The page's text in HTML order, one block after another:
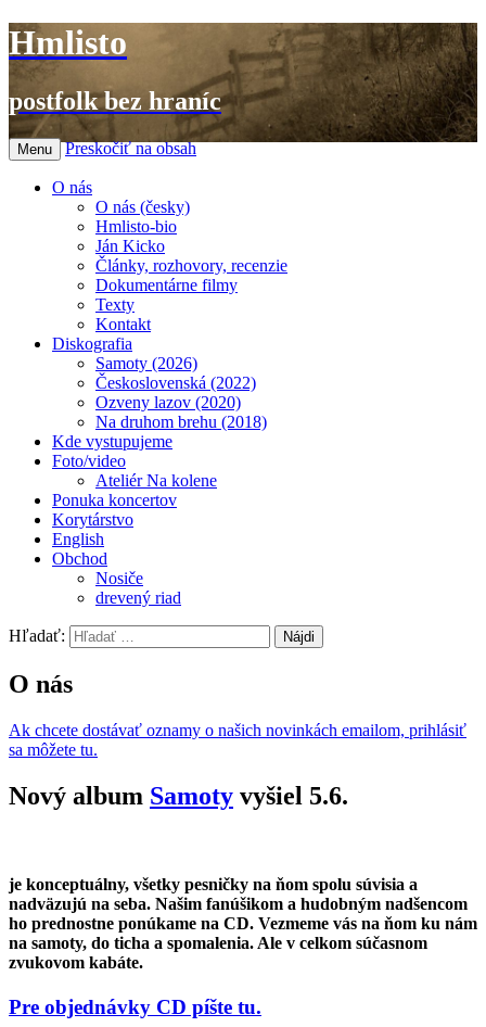
Hmlisto
postfolk bez hraníc
Menu Preskočiť na obsah
O nás
O nás (česky)
Hmlisto-bio
Ján Kicko
Články, rozhovory, recenzie
Dokumentárne filmy
Texty
Kontakt
Diskografia
Samoty (2026)
Československá (2022)
Ozveny lazov (2020)
Na druhom brehu (2018)
Kde vystupujeme
Foto/video
Ateliér Na kolene
Ponuka koncertov
Korytárstvo
English
Obchod
Nosiče
drevený riad
Hľadať:
O nás
Ak chcete dostávať oznamy o našich novinkách emailom, prihlásiť
sa môžete tu.
Nový album Samoty vyšiel 5.6.
je konceptuálny, všetky pesničky na ňom spolu súvisia a
nadväzujú na seba. Našim fanúšikom a hudobným nadšencom
ho prednostne ponúkame na CD. Vezmeme vás na ňom ku nám
na samoty, do ticha a spomalenia. Ale v celkom súčasnom
zvukovom kabáte.
Pre objednávky CD píšte tu.